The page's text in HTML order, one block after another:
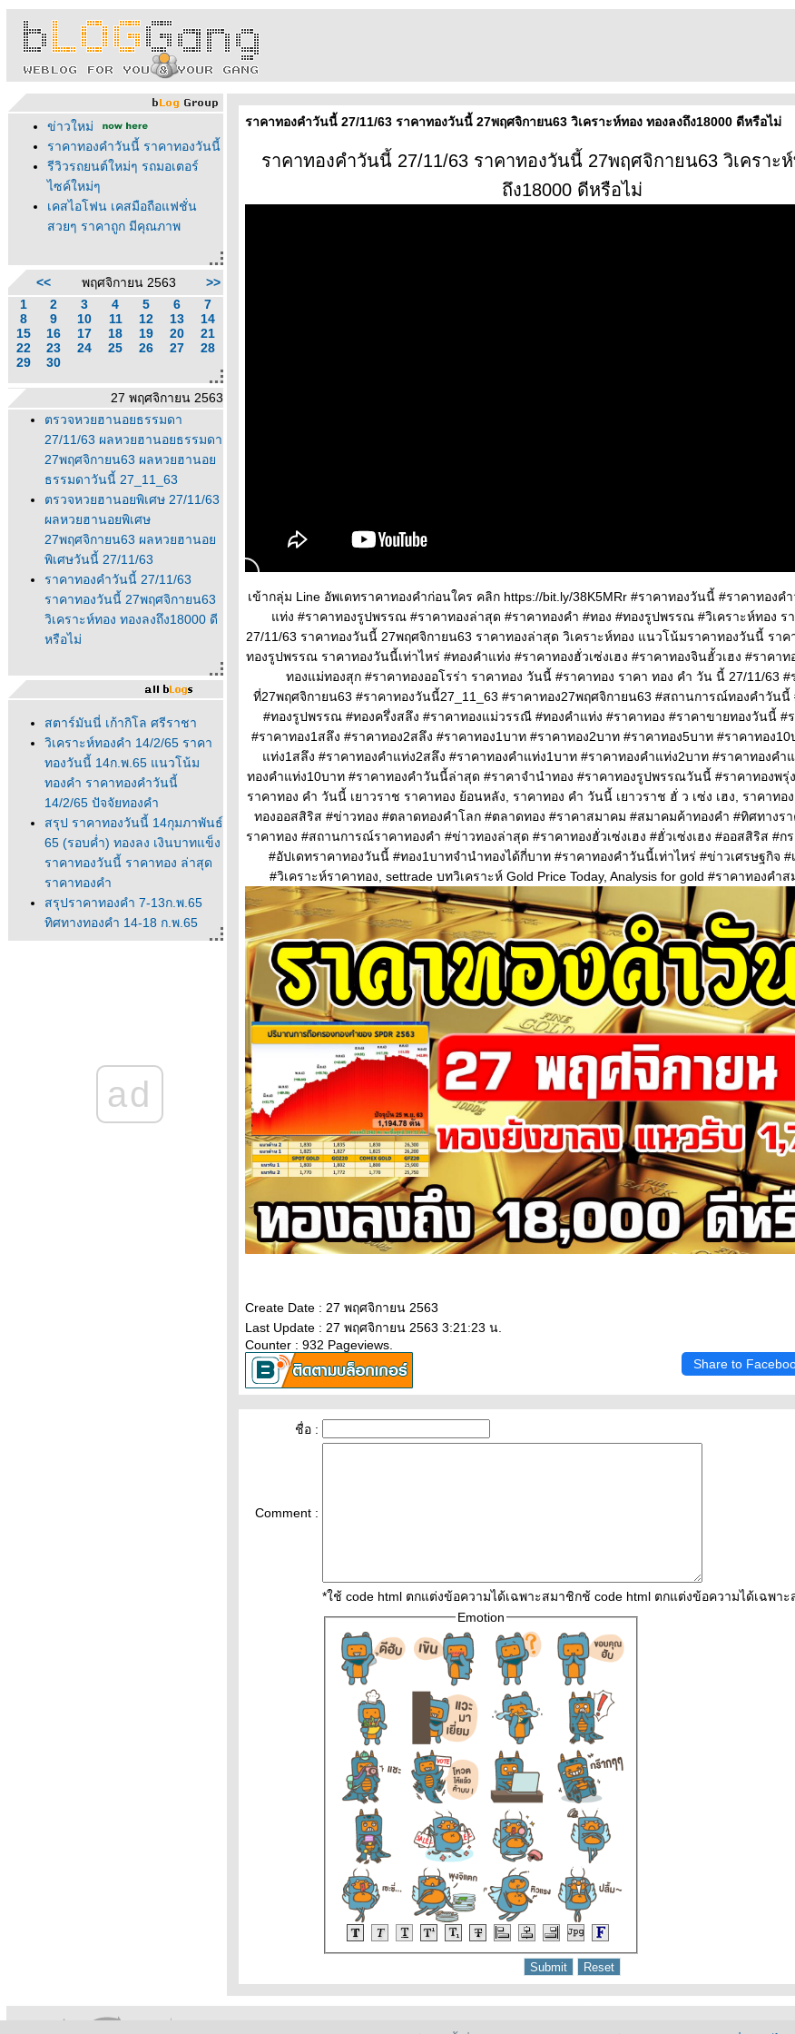
ข่าวใหม่
ราคาทองคำวันนี้ ราคาทองวันนี้
รีวิวรถยนต์ใหม่ๆ รถมอเตอร์
ไซค์ใหม่ๆ
เคสไอโฟน เคสมือถือแฟชั่น
สวยๆ ราคาถูก มีคุณภาพ
<< พฤศจิกายน 2563
>>
1
2 3 4 5 6
7
8
9 10 11 12 13
14
15
16 17 18 19 20
21
22
23 24 25 26 27
28
29
30
27 พฤศจิกายน 2563
ตรวจหวยฮานอยธรรมดา
27/11/63 ผลหวยฮานอยธรรมดา
27พฤศจิกายน63 ผลหวยฮานอ
ธรรมดาวันนี้ 27_11_63
ตรวจหวยฮานอยพิเศษ 27/11/63
ผลหวยฮานอยพิเศษ
27พฤศจิกายน63 ผลหวยฮานอ
พิเศษวันนี้ 27/11/63
ราคาทองคำวันนี้ 27/11/63
ราคาทองวันนี้ 27พฤศจิกายน63
วิเคราะห์ทอง ทองลงถึง18000 ดี
หรือไม่
สตาร์มันนี่ เก้ากิโล ศรีราชา
วิเคราะห์ทองคำ 14/2/65 ราคา
ทองวันนี้ 14ก.พ.65 แนวโน้ม
ทองคำ ราคาทองคำวันนี้
14/2/65 ปัจจัยทองคำ
สรุป ราคาทองวันนี้ 14กุมภาพันธ์
65 (รอบค่ำ) ทองลง เงินบาทแข็ง
ราคาทองวันนี้ ราคาทอง ล่าสุด
ราคาทองคำ
สรุปราคาทองคำ 7-13ก.พ.65
ทิศทางทองคำ 14-18 ก.พ.65
นวโน้มทองคำ ราคาทองวันนี้
ราคาทองคำวันนี้ 11/2/65
Updateล่าสุด ราคาทองวันนี้
11ก.พ.65 ราคาทองคำแท่ง ราคา
ทองรูปพรรณ+กำเหน็จ ราค
วิเคราะห์ทองคำ 4/2/65 ราคา
ad
ราคาทองคำวันนี้ 27/11/63 ราคาทองวันนี้ 27พฤศจิกายน63 วิเคราะห์ทอง ทองลงถึง18000 ดีหรือไม่
ราคาทองคำวันนี้ 27/11/63 ราคาทองวันนี้ 27พฤศจิกายน63 วิเคราะ
ถึง18000 ดีหรือไม่
เข้ากลุ่ม Line อัพเดทราคาทองคำก่อนใคร คลิก https://bit.ly/38K5MRr #ราคาทองวันนี้ #ราคาทองค
ท่ง #ราคาทองรูปพรรณ #ราคาทองล่าสุด #ราคาทองคำ #ทอง #ทองรูปพรรณ #วิเคราะห์ทอง ร
27/11/63 ราคาทองวันนี้ 27พฤศจิกายน63 ราคาทองล่าสุด วิเคราะห์ทอง แนวโน้มราคาทองวันนี้ ราค
ทองรูปพรรณ ราคาทองวันนี้เท่าไหร่ #ทองคำแท่ง #ราคาทองฮั่วเซ่งเฮง #ราคาทองจินฮั้วเฮง #ราคาท
ทองแม่ทองสุก #ราคาทองออโรร่า ราคาทอง วันนี้ #ราคาทอง ราคา ทอง คํา วัน นี้ 27/11/63 #
ที่27พฤศจิกายน63 #ราคาทองวันนี้27_11_63 #ราคาทอง27พฤศจิกายน63 #สถานการณ์ทองคำวันนี้
#ทองรูปพรรณ #ทองครึ่งสลึง #ราคาทองแม่วรรณี #ทองคำแท่ง #ราคาทอง #ราคาขายทองวันนี้ #
#ราคาทอง1สลึง #ราคาทอง2สลึง #ราคาทอง1บาท #ราคาทอง2บาท #ราคาทอง5บาท #ราคาทอง
ท่ง1สลึง #ราคาทองคำแท่ง2สลึง #ราคาทองคำแท่ง1บาท #ราคาทองคำแท่ง2บาท #ราคาทองคำ
ทองคำแท่ง10บาท #ราคาทองคําวันนี้ล่าสุด #ราคาจำนำทอง #ราคาทองรูปพรรณวันนี้ #ราคาทองพรุ่
ราคาทอง คํา วันนี้ เยาวราช ราคาทอง ย้อนหลัง, ราคาทอง คํา วันนี้ เยาวราช ฮั่ ว เซ่ง เฮง, ราคาทอ
ทองออสสิริส #ข่าวทอง #ตลาดทองคำโลก #ตลาดทอง #ราคาสมาคม #สมาคมค้าทองคำ #ทิศทางร
ราคาทอง #สถานการณ์ราคาทองคำ #ข่าวทองล่าสุด #ราคาทองฮั่วเซ่งเฮง #ฮั่วเซ่งเฮง #ออสสิริส #ก
#อัปเดทราคาทองวันนี้ #ทอง1บาทจำนำทองได้กี่บาท #ราคาทองคําวันนี้เท่าไหร่ #ข่าวเศรษฐกิจ #
#วิเคราะห์ราคาทอง, settrade บทวิเคราะห์ Gold Price Today, Analysis for gold #ราคาทองคำ
Create Date : 27 พฤศจิกายน 2563
Last Update : 27 พฤศจิกายน 2563 3:21:23 น.
Counter : 932 Pageviews.
Share to
ชื่อ :
Comment :
*ใช้ code html ตกแต่งข้อความได้เฉพาะสมาชิกช้ code html ตกแต่งข้อความได้เฉพา
Emotion